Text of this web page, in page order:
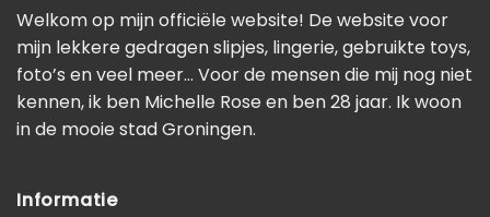
Welkom op mijn officiële website! De website voor
mijn lekkere gedragen slipjes, lingerie, gebruikte toys,
foto’s en veel meer… Voor de mensen die mij nog niet
kennen, ik ben Michelle Rose en ben 28 jaar. Ik woon
in de mooie stad Groningen.
Informatie